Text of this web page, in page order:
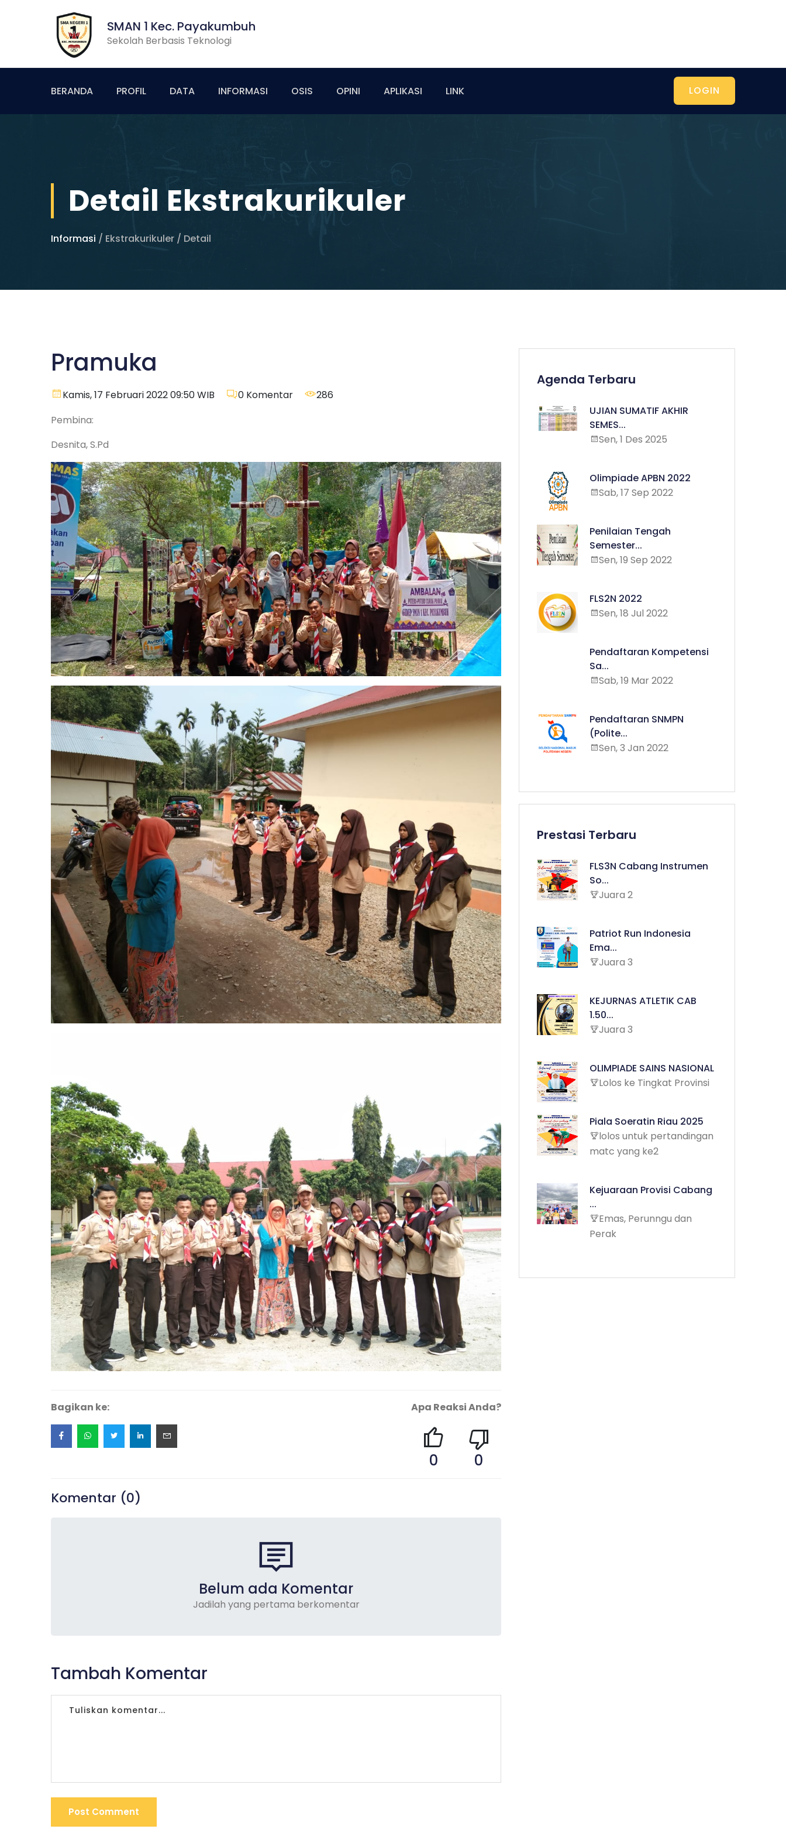
SMAN 1 Kec. Payakumbuh
Sekolah Berbasis Teknologi
BERANDA PROFIL DATA INFORMASI OSIS OPINI APLIKASI LINK LOGIN
Detail Ekstrakurikuler
Informasi / Ekstrakurikuler / Detail
Pramuka
Kamis, 17 Februari 2022 09:50 WIB 0 Komentar
286
Pembina:
Desnita, S.Pd
Bagikan ke: Apa Reaksi Anda?
0 0
Komentar (0)
Belum ada Komentar
Jadilah yang pertama berkomentar
Tambah Komentar
Post Comment
Agenda Terbaru
UJIAN SUMATIF AKHIR
SEMES...
Sen, 1 Des 2025
Olimpiade APBN 2022
Sab, 17 Sep 2022
Penilaian Tengah
Semester...
Sen, 19 Sep 2022
FLS2N 2022
Sen, 18 Jul 2022
Pendaftaran Kompetensi
Sa...
Sab, 19 Mar 2022
Pendaftaran SNMPN
(Polite...
Sen, 3 Jan 2022
Prestasi Terbaru
FLS3N Cabang Instrumen
So...
Juara 2
Patriot Run Indonesia
Ema...
Juara 3
KEJURNAS ATLETIK CAB
1.50...
Juara 3
OLIMPIADE SAINS NASIONAL
Lolos ke Tingkat Provinsi
Piala Soeratin Riau 2025
lolos untuk pertandingan
matc yang ke2
Kejuaraan Provisi Cabang
...
Emas, Perunngu dan
Perak